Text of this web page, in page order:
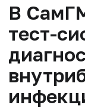
В
тест-